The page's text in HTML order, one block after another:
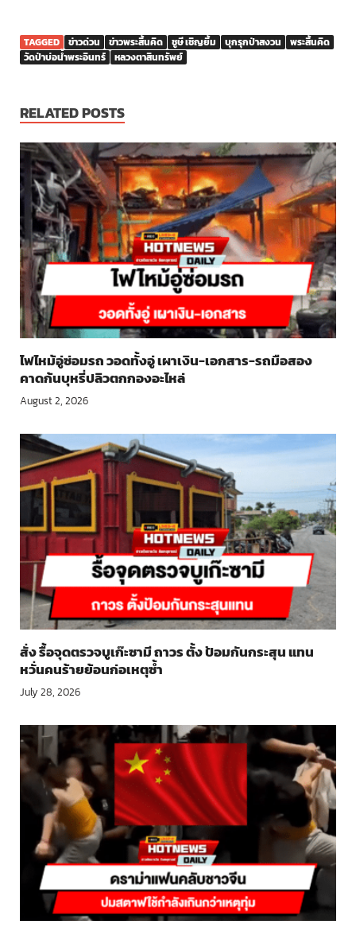
TAGGED ข่าวด่วน ข่าวพระสิ้นคิด ชูษี เชิญยิ้ม บุกรุกป่าสงวน
พระสิ้นคิด
วัดป่าบ่อน้ำพระอินทร์
หลวงตาสินทรัพย์
RELATED POSTS
ไฟไหม้อู่ซ่อมรถ วอดทั้งอู่ เผาเงิน-เอกสาร-รถมือสอง
คาดก้นบุหรี่ปลิวตกกองอะไหล่
August 2, 2026
สั่ง รื้อจุดตรวจบูเก๊ะซามี ถาวร ตั้ง ป้อมกันกระสุน แทน
หวั่นคนร้ายย้อนก่อเหตุซ้ำ
July 28, 2026